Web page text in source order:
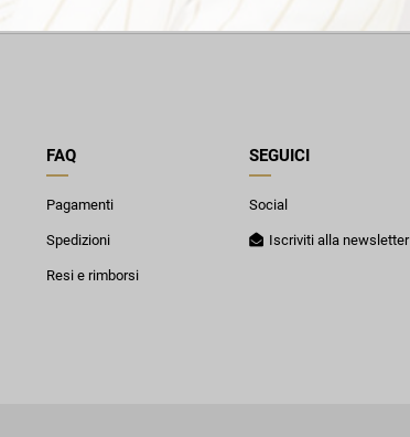
FAQ
Pagamenti
Spedizioni
Resi e rimborsi
SEGUICI
Social
Iscriviti alla newsletter